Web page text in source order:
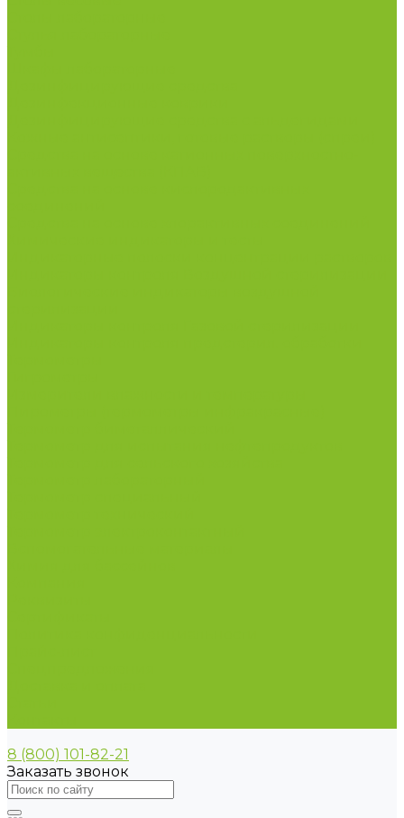
8 (800) 101-82-21
Заказать звонок